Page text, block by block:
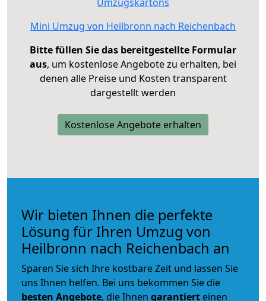
Mini Umzug von Heilbronn nach Reichenbach
Bitte füllen Sie das bereitgestellte Formular
aus, um kostenlose Angebote zu erhalten, bei
denen alle Preise und Kosten transparent
dargestellt werden
Kostenlose Angebote erhalten
Wir bieten Ihnen die perfekte
Lösung für Ihren Umzug von
Heilbronn nach Reichenbach an
Sparen Sie sich Ihre kostbare Zeit und lassen Sie
uns Ihnen helfen. Bei uns bekommen Sie die
besten Angebote, die Ihnen garantiert einen